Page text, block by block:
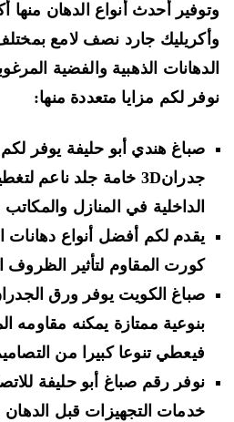
أحدث أنواع الدهان منها
جارد نصف لامعبمختلف
الذهبية والفضية
لكم مزايا متعددة منها:
صباغ هندي أبو حليفة يوفر لكم
جدران3D خامة جلد ناعم
لتغطية
الداخلية في المنازل والمكاتب
يقدم لكم أفضل أنواع دهانات
كورتالمقاوم لتأثير الظروف
صباغ الكويت يوفرورق الجدران
بنوعية ممتازة يمكنه مقاومه
فيعطي تنوعا كبيرا من التصاميم
نوفر رقم صباغ أبو حليفة
خدمات التجهيزات قبل الدهان